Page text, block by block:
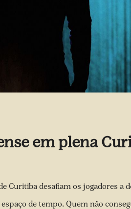
em plena
Curitiba desafiam os jogadores a
de tempo. Quem não